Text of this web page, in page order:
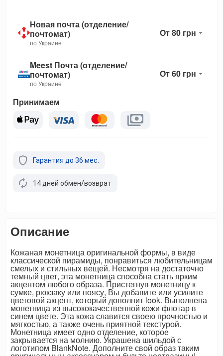
Новая почта (отделение/
почтомат)
по Украине
От 80 грн
Meest Почта (отделение/
почтомат)
по Украине
От 60 грн
Принимаем
Гарантия до 36 мес.
14 дней обмен/возврат
Описание
Кожаная монетница оригинальной формы, в виде
классической пирамиды, понравиться любительницам
смелых и стильных вещей. Несмотря на достаточно
темный цвет, эта монетница способна стать ярким
акцентом любого образа. Пристегнув монетницу к
сумке, рюкзаку или поясу, Вы добавите или усилите
цветовой акцент, который дополнит look. Выполнена
монетница из высококачественной кожи флотар в
синем цвете. Эта кожа славится своею прочностью и
мягкостью, а также очень приятной текстурой.
Монетница имеет одно отделение, которое
закрывается на молнию. Украшена шильдой с
логотипом BlankNote. Дополните свой образ таким